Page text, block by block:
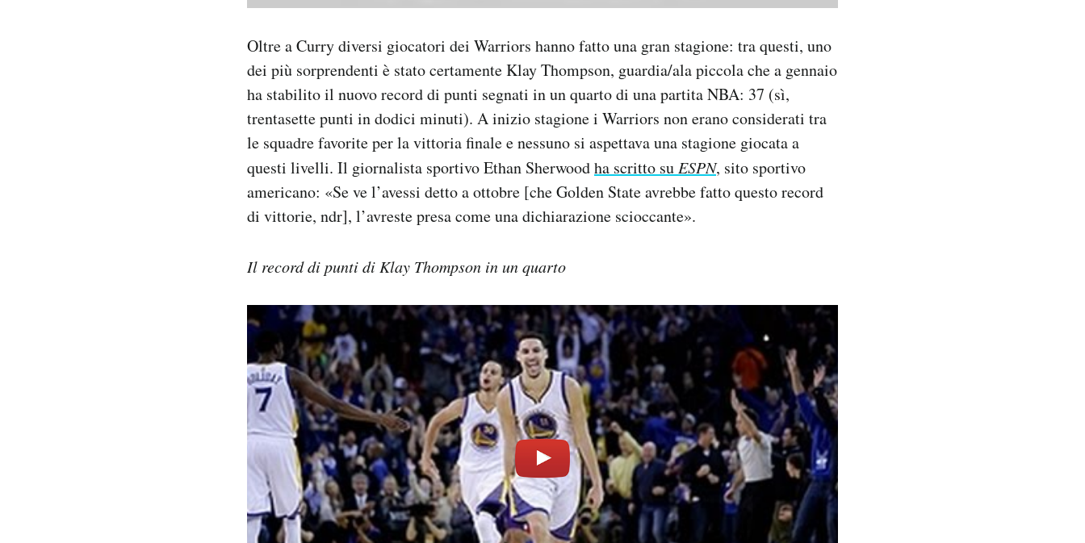
Oltre a Curry diversi giocatori dei Warriors hanno fatto una gran stagione: tra questi, uno
dei più sorprendenti è stato certamente Klay Thompson, guardia/ala piccola che a gennaio
ha stabilito il nuovo record di punti segnati in un quarto di una partita NBA: 37 (sì,
trentasette punti in dodici minuti). A inizio stagione i Warriors non erano considerati tra
le squadre favorite per la vittoria finale e nessuno si aspettava una stagione giocata a
questi livelli. Il giornalista sportivo Ethan Sherwoodha scritto su ESPN, sito sportivo
americano: «Se ve l’avessi detto a ottobre [che Golden State avrebbe fatto questo record
di vittorie, ndr], l’avreste presa come una dichiarazione scioccante».
Il record di punti di Klay Thompson in un quarto